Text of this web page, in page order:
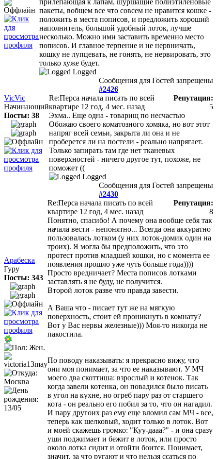
прилепающая к лапам, шуршащие полиэтиленовые
пакеты, вобщем все что совсем не нравится кошке -
положить в места пописов, и предложить хороший
наполнитель, большой удобный лоток, лучше
несколько. Можно ими заставить временно место
пописов. И главное терпение и не нервничать,
кошку не лупцевать, не гонять, не нервировать, это
только хуже будет.
Logged
Сообщения для Гостей запрещены
#2426
VicVic
Начинающий
Посты: 38
Re:Перса начала писать по всей
квартире 12 год, 4 мес. назад
Репутация:
5
Эхма.. Еще одна - товарищ по несчастью
Обожаю своего коматозного хомяка, но вот этот
напряг всей семьи, закрыта ли она и не
проберется ли на постели - реально напрягает.
Только запирать там где нет тканевых
поверхностей - ничего другое тут, похоже, не
поможет ((
Logged
Сообщения для Гостей запрещены
#2430
Арабеска
Гуру
Посты: 343
Re:Перса начала писать по всей
квартире 12 год, 4 мес. назад
Репутация:
8
Понятно, спасибо! А почему она вообще себя так
начала вести - непонятно... Всегда она аккуратно
пользовалась лотком (у них лоток-домик один на
троих). Я могла бы предположить, что это
протест против младшей кошки, но с момента ее
появления прошло уже чуть больше года))))
Просто вредничает? Места пописов лотками
заставлять я не буду, не получится.
Второй лоток разве что правда завести.
А Ваша что - писает тут же на мягкую
поверхность, стоит ей проникнуть в комнату?
Вот у Вас нервы железные))) Моя-то никогда не
пакостила.
По поводу наказывать: я прекрасно вижу, что
они моя понимает, за что ее наказывают. У МЧ
моего два скоттиша: взрослый и котенок. Так
когда завели котенка, он повадился было писать
в угол на кухне, но огреб пару раз от старшего
кота - он реально его побил за то, что он нагадил.
И пару другоих раз ему еще вломил сам МЧ - все,
теперь как шелковый, ходит только в лоток. Вот
и моей скажешь громко: "Куу-дааа?" - и она сразу
уши поджимает и бежит в лоток, или просто
около лотка сидит и отойти боится. Понимает,
значит, за что ругают и что нельзя ссаться по